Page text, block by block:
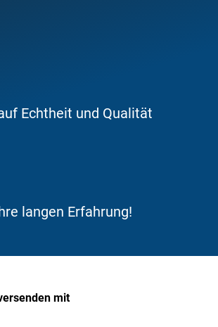
Echtheit und Qualität
langen Erfahrung!
mit